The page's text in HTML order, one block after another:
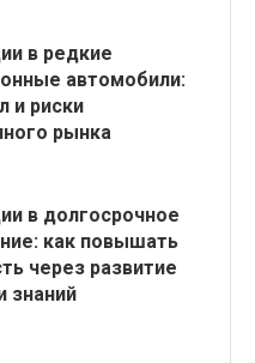
в редкие
автомобили:
и риски
рынка
в долгосрочное
как повышать
через развитие
знаний